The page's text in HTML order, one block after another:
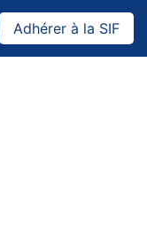
Adhérer à la SIF